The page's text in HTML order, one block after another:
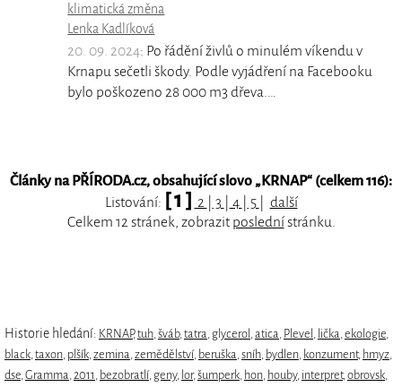
klimatická změna
Lenka Kadlíková
20. 09. 2024: Po řádění živlů o minulém víkendu v
Krnapu sečetli škody. Podle vyjádření na Facebooku
bylo poškozeno 28 000 m3 dřeva.…
Články na PŘÍRODA.cz, obsahující slovo „KRNAP“ (celkem 116):
Listování: [ 1 ] 2 3 4 5
další
Celkem 12 stránek, zobrazitposlednístránku.
Historie hledání: KRNAP,tuh šváb, tatra glycerol atica Plevel lička ekologie
black taxon plšík zemina zemědělství, beruška sníh bydlen konzument, hmyz
dse Gramma 2011 bezobratlí, geny, lor, šumperk hon houby, interpret, obrovsk